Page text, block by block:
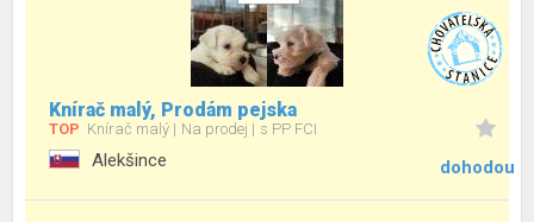
Knírač malý, Prodám pejska
TOP Knírač malý Na prodej s PP FCI
Alekšince dohodou